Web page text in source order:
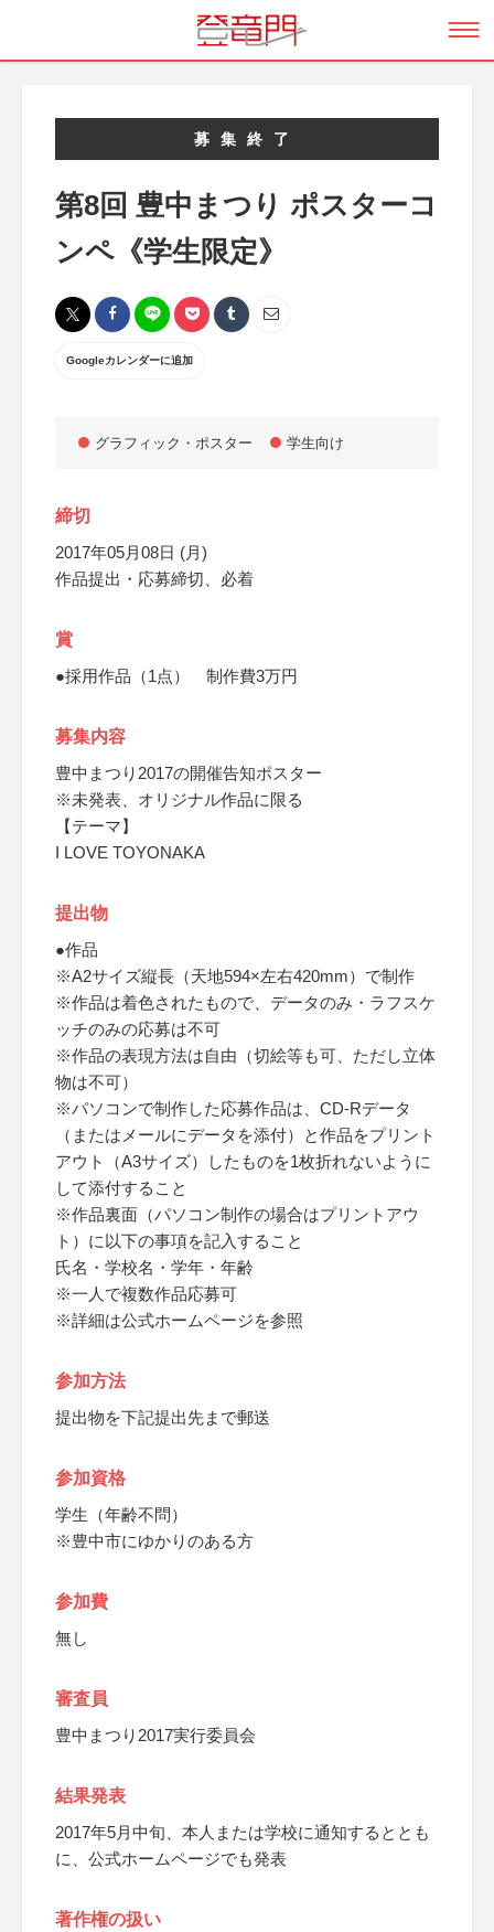
募集終了
第8回 豊中まつり ポスターコ
ンペ《学生限定》
Googleカレンダーに追加
グラフィック・ポスター 学生向け
締切
2017年05月08日 (月)
作品提出・応募締切、必着
賞
●採用作品（1点） 制作費3万円
募集内容
豊中まつり2017の開催告知ポスター
※未発表、オリジナル作品に限る
【テーマ】
I LOVE TOYONAKA
提出物
●作品
※A2サイズ縦長（天地594×左右420mm）で制作
※作品は着色されたもので、データのみ・ラフスケ
ッチのみの応募は不可
※作品の表現方法は自由（切絵等も可、ただし立体
物は不可）
※パソコンで制作した応募作品は、CD-Rデータ
（またはメールにデータを添付）と作品をプリント
アウト（A3サイズ）したものを1枚折れないように
して添付すること
※作品裏面（パソコン制作の場合はプリントアウ
ト）に以下の事項を記入すること
氏名・学校名・学年・年齢
※一人で複数作品応募可
※詳細は公式ホームページを参照
参加方法
提出物を下記提出先まで郵送
参加資格
学生（年齢不問）
※豊中市にゆかりのある方
参加費
無し
審査員
豊中まつり2017実行委員会
結果発表
2017年5月中旬、本人または学校に通知するととも
に、公式ホームページでも発表
著作権の扱い